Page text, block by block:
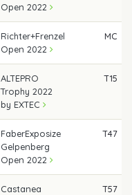
Open 2022
Richter+Frenzel
Open 2022
MC
ALTEPRO
Trophy 2022
by EXTEC
T15
FaberExposize
Gelpenberg
Open 2022
T47
Castanea
T57